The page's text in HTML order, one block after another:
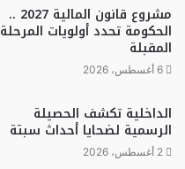
مشروع قانون المالية 2027 ..
الحكومة تحدد أولويات المرحلة
المقبلة
6 أغسطس، 2026
الداخلية تكشف الحصيلة
الرسمية لضحايا أحداث سبتة
2 أغسطس، 2026